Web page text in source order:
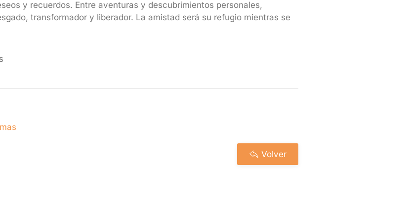
y recuerdos. Entre aventuras y descubrimientos personales,
transformador y liberador. La amistad será su refugio mientras se
Volver